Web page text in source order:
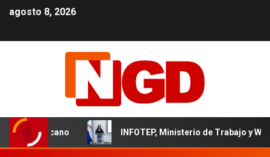
agosto 8, 2026
dominicano INFOTEP, Ministerio de Trabajo y World